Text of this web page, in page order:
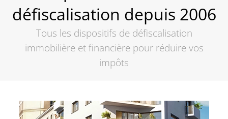
défiscalisation depuis 2006
Tous les dispositifs de défiscalisation
immobilière et financière pour réduire vos
impôts